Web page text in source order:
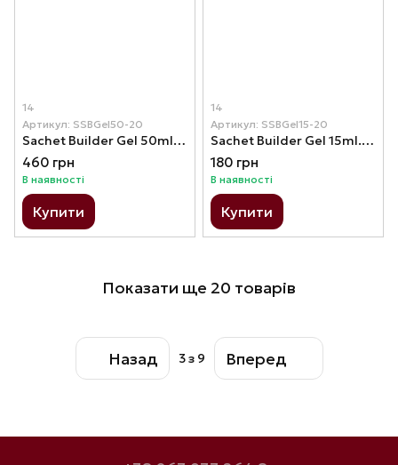
14
Артикул: SSBGel50-20
Sachet Builder Gel 50ml. №20
460 грн
В наявності
Купити
14
Артикул: SSBGel15-20
Sachet Builder Gel 15ml. №20
180 грн
В наявності
Купити
Показати ще 20 товарів
Назад 3з 9 Вперед